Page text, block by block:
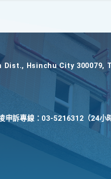
Hsinchu City 300079,
訴專線：03-5216312（24小